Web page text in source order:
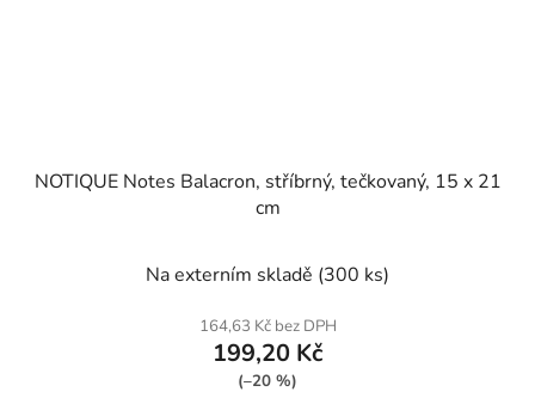
NOTIQUE Notes Balacron, stříbrný, tečkovaný, 15 x 21
cm
Na externím skladě (300 ks)
164,63 Kč bez DPH
199,20 Kč
(–20 %)